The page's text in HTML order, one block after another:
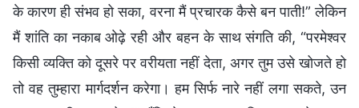
के कारण ही संभव हो सका, वरना मैं प्रचारक कैसे बन पाती!” लेकिन
मैं शांति का नकाब ओढ़े रही और बहन के साथ संगति की, “परमेश्वर
किसी व्यक्ति को दूसरे पर वरीयता नहीं देता, अगर तुम उसे खोजते हो
तो वह तुम्हारा मार्गदर्शन करेगा। हम सिर्फ नारे नहीं लगा सकते, उन